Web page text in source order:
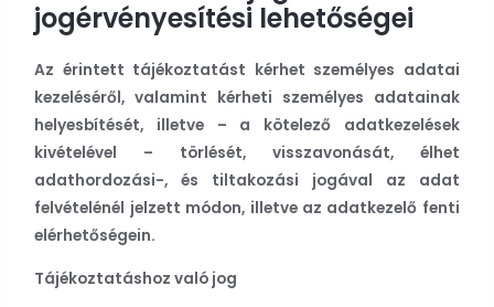
jogérvényesítési lehetőségei
Az érintett tájékoztatást kérhet személyes adatai
kezeléséről, valamint kérheti személyes adatainak
helyesbítését, illetve – a kötelező adatkezelések
kivételével – törlését, visszavonását, élhet
adathordozási-, és tiltakozási jogával az adat
felvételénél jelzett módon, illetve az adatkezelő fenti
elérhetőségein.
Tájékoztatáshoz való jog